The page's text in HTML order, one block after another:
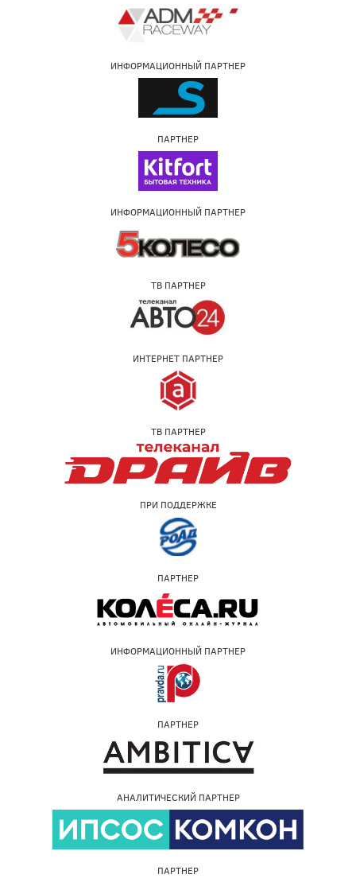
ИНФОРМАЦИОННЫЙ ПАРТНЕР
ПАРТНЕР
ИНФОРМАЦИОННЫЙ ПАРТНЕР
ТВ ПАРТНЕР
ИНТЕРНЕТ ПАРТНЕР
ТВ ПАРТНЕР
ПРИ ПОДДЕРЖКЕ
ПАРТНЕР
ИНФОРМАЦИОННЫЙ ПАРТНЕР
ПАРТНЕР
АНАЛИТИЧЕСКИЙ ПАРТНЕР
ПАРТНЕР